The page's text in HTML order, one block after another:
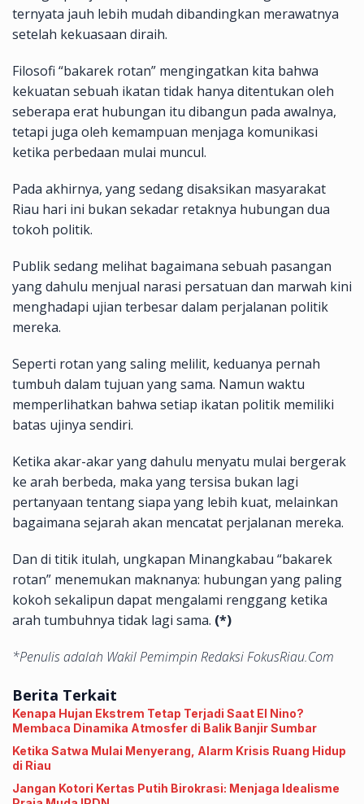
ternyata jauh lebih mudah dibandingkan merawatnya
setelah kekuasaan diraih.
Filosofi “bakarek rotan” mengingatkan kita bahwa
kekuatan sebuah ikatan tidak hanya ditentukan oleh
seberapa erat hubungan itu dibangun pada awalnya,
tetapi juga oleh kemampuan menjaga komunikasi
ketika perbedaan mulai muncul.
Pada akhirnya, yang sedang disaksikan masyarakat
Riau hari ini bukan sekadar retaknya hubungan dua
tokoh politik.
Publik sedang melihat bagaimana sebuah pasangan
yang dahulu menjual narasi persatuan dan marwah kini
menghadapi ujian terbesar dalam perjalanan politik
mereka.
Seperti rotan yang saling melilit, keduanya pernah
tumbuh dalam tujuan yang sama. Namun waktu
memperlihatkan bahwa setiap ikatan politik memiliki
batas ujinya sendiri.
Ketika akar-akar yang dahulu menyatu mulai bergerak
ke arah berbeda, maka yang tersisa bukan lagi
pertanyaan tentang siapa yang lebih kuat, melainkan
bagaimana sejarah akan mencatat perjalanan mereka.
Dan di titik itulah, ungkapan Minangkabau “bakarek
rotan” menemukan maknanya: hubungan yang paling
kokoh sekalipun dapat mengalami renggang ketika
arah tumbuhnya tidak lagi sama. (*)
*Penulis adalah Wakil Pemimpin Redaksi FokusRiau.Com
Berita Terkait
Kenapa Hujan Ekstrem Tetap Terjadi Saat El Nino?
Membaca Dinamika Atmosfer di Balik Banjir Sumbar
Ketika Satwa Mulai Menyerang, Alarm Krisis Ruang Hidup
di Riau
Jangan Kotori Kertas Putih Birokrasi: Menjaga Idealisme